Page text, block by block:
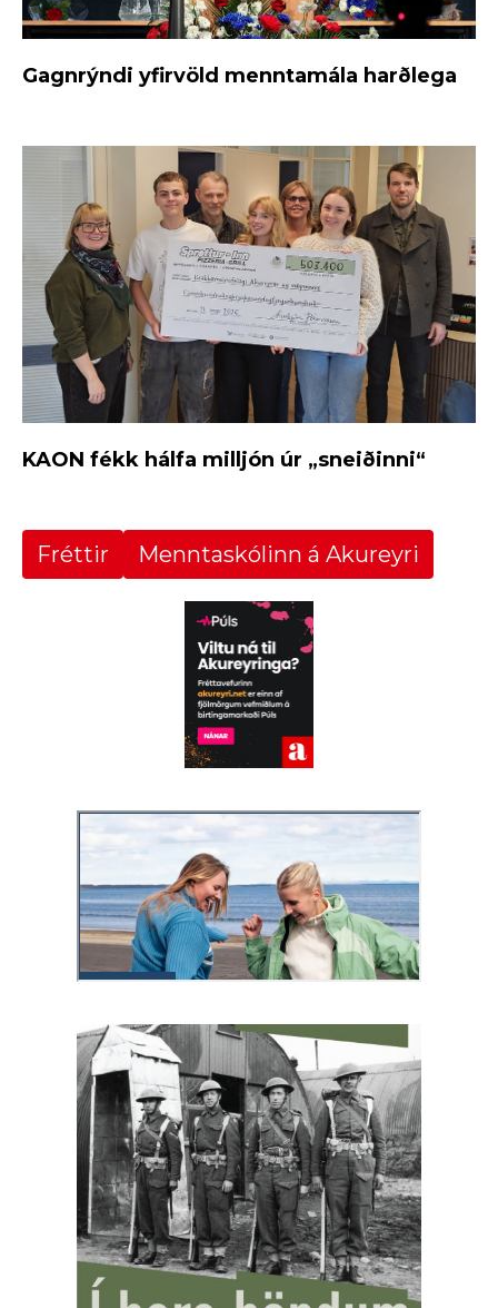
Gagnrýndi yfirvöld menntamála harðlega
KAON fékk hálfa milljón úr „sneiðinni“
Fréttir Menntaskólinn á Akureyri